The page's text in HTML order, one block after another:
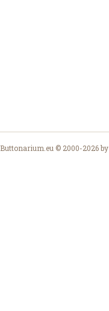
Buttonarium.eu © 2000-2026